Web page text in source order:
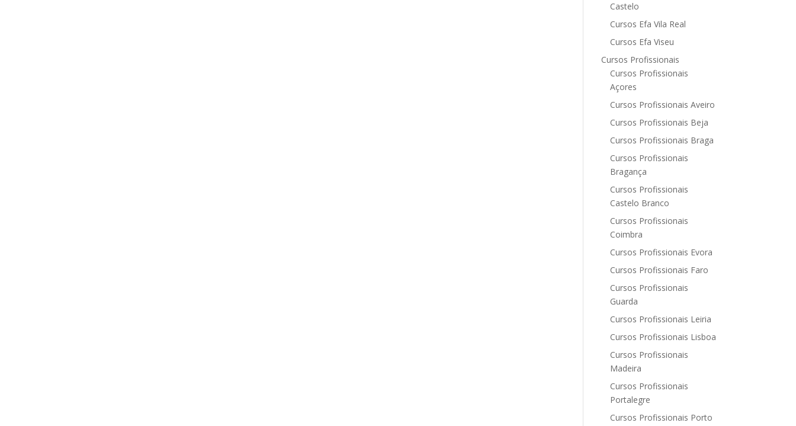
Castelo
Cursos Efa Vila Real
Cursos Efa Viseu
Cursos Profissionais
Cursos Profissionais
Açores
Cursos Profissionais Aveiro
Cursos Profissionais Beja
Cursos Profissionais Braga
Cursos Profissionais
Bragança
Cursos Profissionais
Castelo Branco
Cursos Profissionais
Coimbra
Cursos Profissionais Evora
Cursos Profissionais Faro
Cursos Profissionais
Guarda
Cursos Profissionais Leiria
Cursos Profissionais Lisboa
Cursos Profissionais
Madeira
Cursos Profissionais
Portalegre
Cursos Profissionais Porto